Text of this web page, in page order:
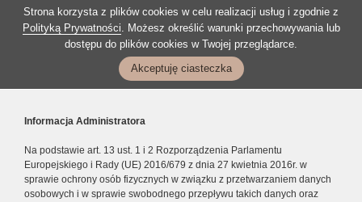
Strona korzysta z plików cookies w celu realizacji usług i zgodnie z
Polityką Prywatności. Możesz określić warunki przechowywania lub
dostępu do plików cookies w Twojej przeglądarce.
Akceptuję ciasteczka
Informacja Administratora
Na podstawie art. 13 ust. 1 i 2 Rozporządzenia Parlamentu
Europejskiego i Rady (UE) 2016/679 z dnia 27 kwietnia 2016r. w
sprawie ochrony osób fizycznych w związku z przetwarzaniem danych
osobowych i w sprawie swobodnego przepływu takich danych oraz